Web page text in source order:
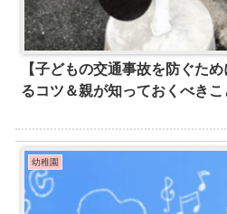
【子どもの交通事故を防ぐた
るコツ＆親が知っておくべきこ
幼稚園